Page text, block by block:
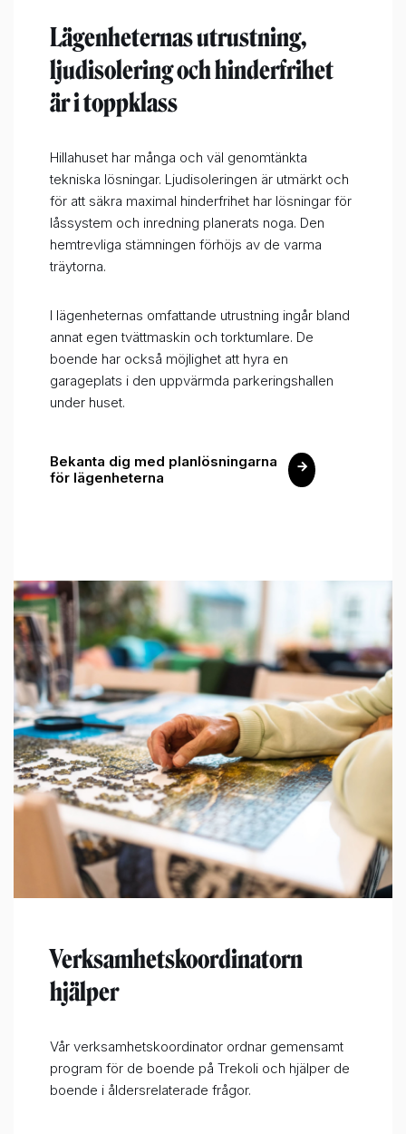
Lägenheternas utrustning,
ljudisolering och hinderfrihet
är i toppklass
Hillahuset har många och väl genomtänkta
tekniska lösningar. Ljudisoleringen är utmärkt och
för att säkra maximal hinderfrihet har lösningar för
låssystem och inredning planerats noga. Den
hemtrevliga stämningen förhöjs av de varma
träytorna.
I lägenheternas omfattande utrustning ingår bland
annat egen tvättmaskin och torktumlare. De
boende har också möjlighet att hyra en
garageplats i den uppvärmda parkeringshallen
under huset.
Bekanta dig med planlösningarna
för lägenheterna
Verksamhetskoordinatorn
hjälper
Vår verksamhetskoordinator ordnar gemensamt
program för de boende på Trekoli och hjälper de
boende i åldersrelaterade frågor.